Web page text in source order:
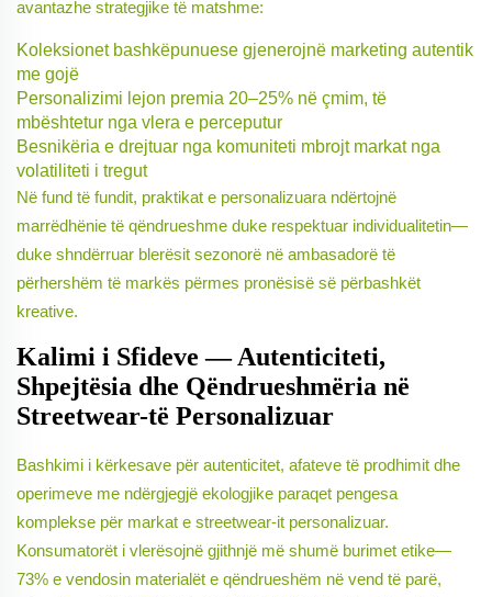
avantazhe strategjike të matshme:
Koleksionet bashkëpunuese gjenerojnë marketing autentik
me gojë
Personalizimi lejon premia 20–25% në çmim, të
mbështetur nga vlera e perceputur
Besnikëria e drejtuar nga komuniteti mbrojt markat nga
volatiliteti i tregut
Në fund të fundit, praktikat e personalizuara ndërtojnë
marrëdhënie të qëndrueshme duke respektuar individualitetin—
duke shndërruar blerësit sezonorë në ambasadorë të
përhershëm të markës përmes pronësisë së përbashkët
kreative.
Kalimi i Sfideve — Autenticiteti,
Shpejtësia dhe Qëndrueshmëria në
Streetwear-të Personalizuar
Bashkimi i kërkesave për autenticitet, afateve të prodhimit dhe
operimeve me ndërgjegjë ekologjike paraqet pengesa
komplekse për markat e streetwear-it personalizuar.
Konsumatorët i vlerësojnë gjithnjë më shumë burimet etike—
73% e vendosin materialët e qëndrueshëm në vend të parë,